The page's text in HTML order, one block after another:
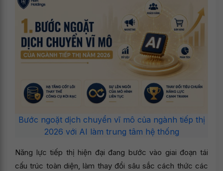
Bước ngoặt dịch chuyển vĩ mô của ngành tiếp thị
2026 với AI làm trung tâm hệ thống
Năng lực tiếp thị hiện đại đang bước vào giai đoạn tái
cấu trúc toàn diện, làm thay đổi sâu sắc cách thức các